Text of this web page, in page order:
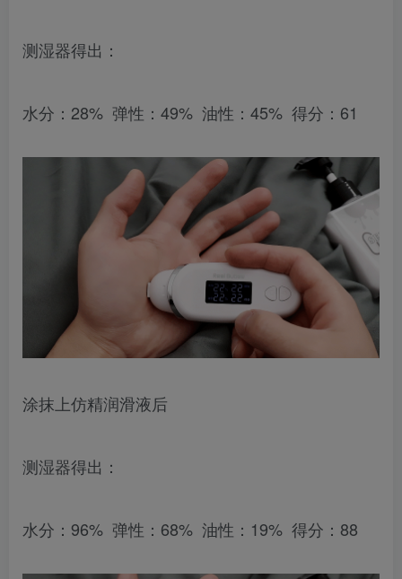
测湿器得出：
水分：28% 弹性：49% 油性：45% 得分：61
涂抹上仿精润滑液后
测湿器得出：
水分：96% 弹性：68% 油性：19% 得分：88